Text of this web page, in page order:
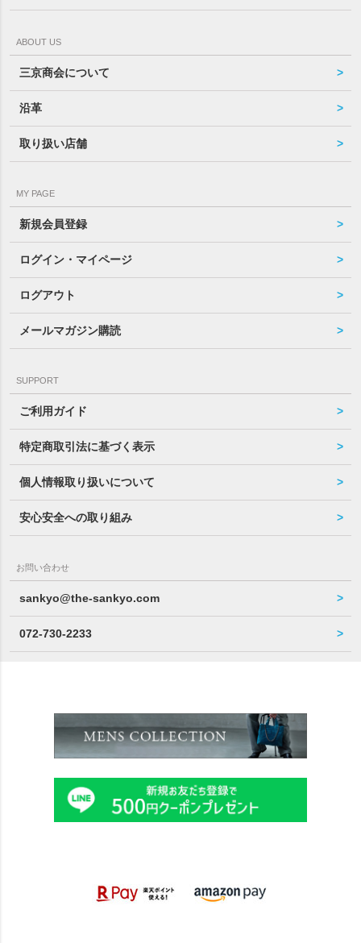
ABOUT US
三京商会について
沿革
取り扱い店舗
MY PAGE
新規会員登録
ログイン・マイページ
ログアウト
メールマガジン購読
SUPPORT
ご利用ガイド
特定商取引法に基づく表示
個人情報取り扱いについて
安心安全への取り組み
お問い合わせ
sankyo@the-sankyo.com
072-730-2233